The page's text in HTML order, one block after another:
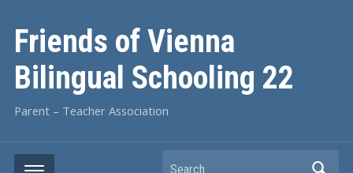
Friends of Vienna
Bilingual Schooling 22
Parent – Teacher Association
Search